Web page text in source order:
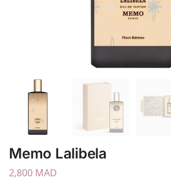
Memo Lalibela
2,800 MAD